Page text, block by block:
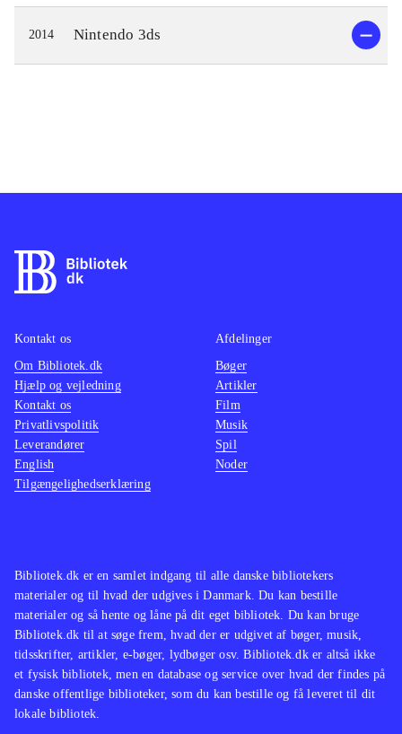
2014 Nintendo 3ds
Bibliotek.dk er en samlet indgang til alle danske bibliotekers
materialer og til hvad der udgives i Danmark. Du kan bestille
materialer og så hente og låne på dit eget bibliotek. Du kan bruge
Bibliotek.dk til at søge frem, hvad der er udgivet af bøger, musik,
tidsskrifter, artikler, e-bøger, lydbøger osv. Bibliotek.dk er altså ikke
et fysisk bibliotek, men en database og service over hvad der findes på
danske offentlige biblioteker, som du kan bestille og få leveret til dit
lokale bibliotek.
Kontakt os
Om Bibliotek.dk
Hjælp og vejledning
Kontakt os
Privatlivspolitik
Leverandører
English
Tilgængelighedserklæring
Afdelinger
Bøger
Artikler
Film
Musik
Spil
Noder